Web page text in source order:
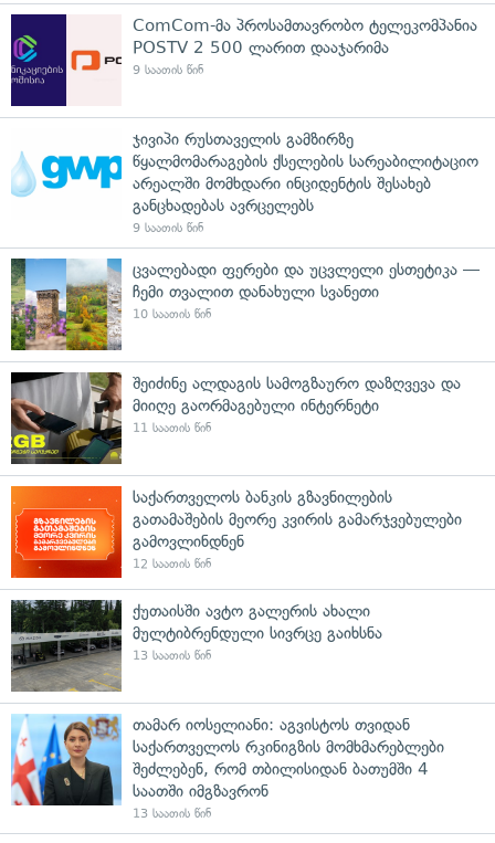
ComCom-მა პროსამთავრობო ტელეკომპანია
POSTV 2 500 ლარით დააჯარიმა
9 საათის წინ
ჯივიპი რუსთაველის გამზირზე
წყალმომარაგების ქსელების სარეაბილიტაციო
არეალში მომხდარი ინციდენტის შესახებ
განცხადებას ავრცელებს
9 საათის წინ
ცვალებადი ფერები და უცვლელი ესთეტიკა —
ჩემი თვალით დანახული სვანეთი
10 საათის წინ
შეიძინე ალდაგის სამოგზაურო დაზღვევა და
მიიღე გაორმაგებული ინტერნეტი
11 საათის წინ
საქართველოს ბანკის გზავნილების
გათამაშების მეორე კვირის გამარჯვებულები
გამოვლინდნენ
12 საათის წინ
ქუთაისში ავტო გალერის ახალი
მულტიბრენდული სივრცე გაიხსნა
13 საათის წინ
თამარ იოსელიანი: აგვისტოს თვიდან
საქართველოს რკინიგზის მომხმარებლები
შეძლებენ, რომ თბილისიდან ბათუმში 4
საათში იმგზავრონ
13 საათის წინ